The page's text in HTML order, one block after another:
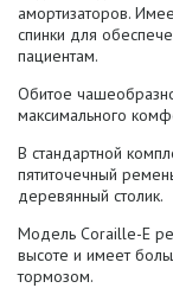
амортизаторов.
спинки для
пациентам.
Обитое
максимального
В стандартной
пятиточечный
деревянный столик.
Модель Coraille-E
высоте и имеет
тормозом.